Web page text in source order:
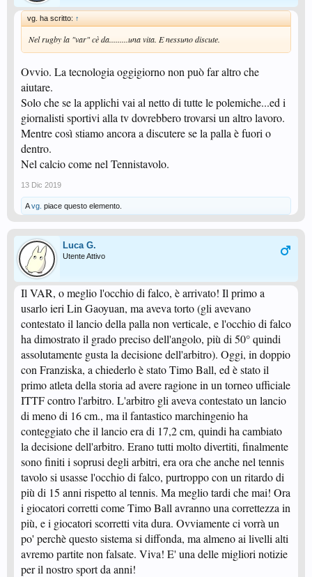
vg. ha scritto: ↑
Nel rugby la "var" cè da.........una vita. E nessuno discute.
Ovvio. La tecnologia oggigiorno non può far altro che
aiutare.
Solo che se la applichi vai al netto di tutte le polemiche...ed i
giornalisti sportivi alla tv dovrebbero trovarsi un altro lavoro.
Mentre così stiamo ancora a discutere se la palla è fuori o
dentro.
Nel calcio come nel Tennistavolo.
13 Dic 2019
Avg. piace questo elemento.
Luca G.
Utente Attivo
Il VAR, o meglio l'occhio di falco, è arrivato! Il primo a
usarlo ieri Lin Gaoyuan, ma aveva torto (gli avevano
contestato il lancio della palla non verticale, e l'occhio di falco
ha dimostrato il grado preciso dell'angolo, più di 50° quindi
assolutamente gusta la decisione dell'arbitro). Oggi, in doppio
con Franziska, a chiederlo è stato Timo Ball, ed è stato il
primo atleta della storia ad avere ragione in un torneo ufficiale
ITTF contro l'arbitro. L'arbitro gli aveva contestato un lancio
di meno di 16 cm., ma il fantastico marchingenio ha
conteggiato che il lancio era di 17,2 cm, quindi ha cambiato
la decisione dell'arbitro. Erano tutti molto divertiti, finalmente
sono finiti i soprusi degli arbitri, era ora che anche nel tennis
tavolo si usasse l'occhio di falco, purtroppo con un ritardo di
più di 15 anni rispetto al tennis. Ma meglio tardi che mai! Ora
i giocatori corretti come Timo Ball avranno una correttezza in
più, e i giocatori scorretti vita dura. Ovviamente ci vorrà un
po' perchè questo sistema si diffonda, ma almeno ai livelli alti
avremo partite non falsate. Viva! E' una delle migliori notizie
per il nostro sport da anni!